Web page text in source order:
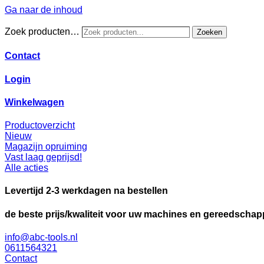
Ga naar de inhoud
Zoek producten… Zoeken
Contact
Login
Winkelwagen
Productoverzicht
Nieuw
Magazijn opruiming
Vast laag geprijsd!
Alle acties
Levertijd 2-3 werkdagen na bestellen
de beste prijs/kwaliteit voor uw machines en
info@abc-tools.nl
0611564321
Contact